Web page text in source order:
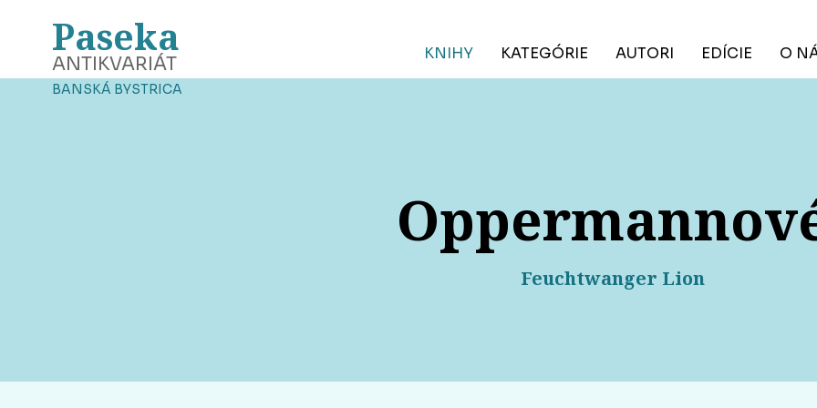
Paseka
ANTIKVARIÁT
BANSKÁ BYSTRICA
KNIHY KATEGÓRIE AUTORI EDÍCIE O
Feuchtwanger Lion